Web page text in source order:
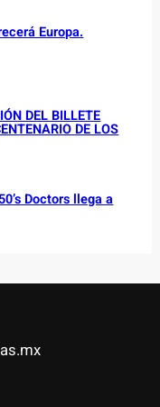
Europa.
DEL BILLETE
DE LOS
Doctors llega a